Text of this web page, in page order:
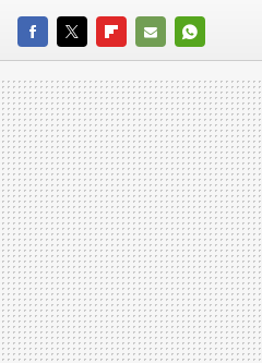
FACEBOOK
TWITTERFLIPBOARD
E-
MAIL
WHATSAPP